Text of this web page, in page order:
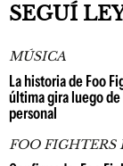
SEGUÍ
MÚSICA
La historia de Foo
última gira luego
personal
FOO FIGHTERS